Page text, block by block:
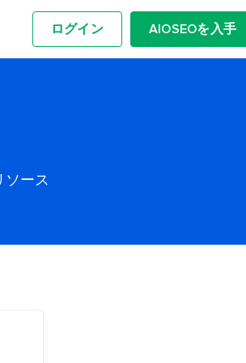
ログイン AIOSEOを入手
ソース